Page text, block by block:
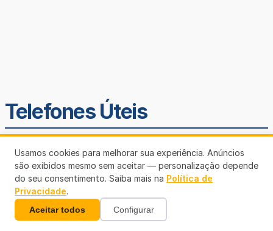
Telefones Úteis
SEMUSA
Usamos cookies para melhorar sua experiência. Anúncios
são exibidos mesmo sem aceitar — personalização depende
do seu consentimento. Saiba mais na Política de
Privacidade.
Aceitar todos Configurar